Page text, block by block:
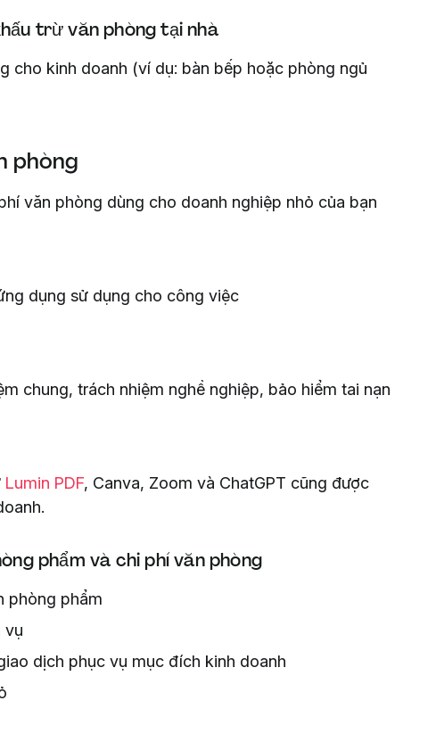
trừ văn phòng tại nhà
cho kinh doanh (ví dụ: bàn bếp hoặc phòng ngủ
phòng
văn phòng dùng cho doanh nghiệp nhỏ của bạn
dụng sử dụng cho công việc
chung, trách nhiệm nghề nghiệp, bảo hiểm tai nạn
Lumin PDF, Canva, Zoom và ChatGPT cũng được
phẩm và chi phí văn phòng
phòng phẩm
vụ
dịch phục vụ mục đích kinh doanh